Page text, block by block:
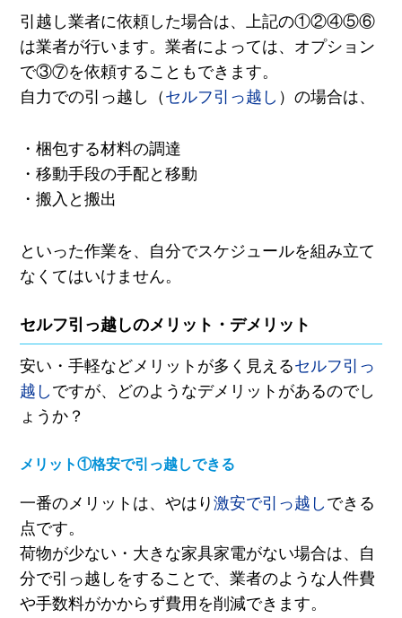
引越し業者に依頼した場合は、上記の①②④⑤⑥
は業者が行います。業者によっては、オプション
で③⑦を依頼することもできます。
自力での引っ越し（ セルフ引っ越し ）の場合は、
・梱包する材料の調達
・移動手段の手配と移動
・搬入と搬出
といった作業を、自分でスケジュールを組み立て
なくてはいけません。
セルフ引っ越しのメリット・デメリット
安い・手軽などメリットが多く見えるセルフ引っ
越し ですが、どのようなデメリットがあるのでし
ょうか？
メリット①格安で引っ越しできる
一番のメリットは、やはり 激安で引っ越し できる
点です。
荷物が少ない・大きな家具家電がない場合は、自
分で引っ越しをすることで、業者のような人件費
や手数料がかからず費用を削減できます。